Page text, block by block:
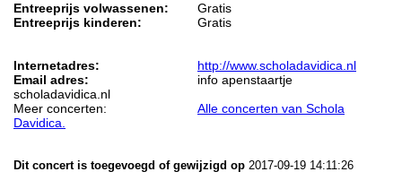
Entreeprijs volwassenen:
Gratis
Entreeprijs kinderen:
Gratis
Internetadres:
http://www.scholadavidica.nl
Email adres:
info apenstaartje
scholadavidica.nl
Meer concerten:
Alle concerten van Schola
Davidica.
Dit concert is toegevoegd of gewijzigd op 2017-09-19 14:11:26